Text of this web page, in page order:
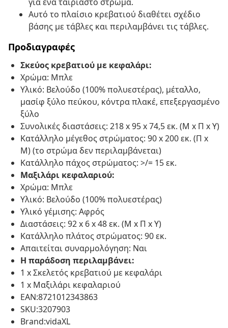
Αυτό το πλαίσιο κρεβατιού διαθέτει σχέδιο
βάσης με τάβλες και περιλαμβάνει τις τάβλες.
Προδιαγραφές
Σκεύος κρεβατιού με κεφαλάρι:
Χρώμα: Μπλε
Υλικό: Βελούδο (100% πολυεστέρας), μέταλλο,
μασίφ ξύλο πεύκου, κόντρα πλακέ, επεξεργασμένο
ξύλο
Συνολικές διαστάσεις: 218 x 95 x 74,5 εκ. (Μ x Π x Υ)
Κατάλληλο μέγεθος στρώματος: 90 x 200 εκ. (Π x
Μ) (το στρώμα δεν περιλαμβάνεται)
Κατάλληλο πάχος στρώματος: >/= 15 εκ.
Μαξιλάρι κεφαλαριού:
Χρώμα: Μπλε
Υλικό: Βελούδο (100% πολυεστέρας)
Υλικό γέμισης: Αφρός
Διαστάσεις: 92 x 6 x 48 εκ. (Μ x Π x Υ)
Κατάλληλο πλάτος στρώματος: 90 εκ.
Απαιτείται συναρμολόγηση: Ναι
Η παράδοση περιλαμβάνει:
1 x Σκελετός κρεβατιού με κεφαλάρι
1 x Μαξιλάρι κεφαλαριού
EAN:8721012343863
SKU:3207903
Brand:vidaXL